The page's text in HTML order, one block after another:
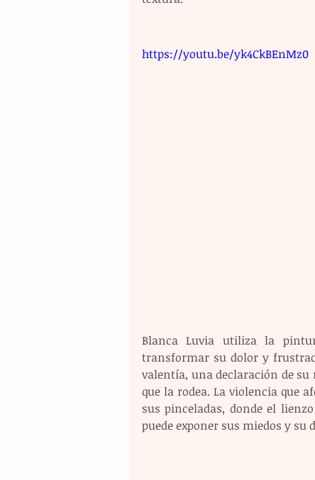
https://youtu.be/yk4CkBEnMz0
Blanca Luvia utiliza la
transformar su dolor y
valentía, una declaración de
que la rodea. La violencia que
sus pinceladas, donde el
puede exponer sus miedos y